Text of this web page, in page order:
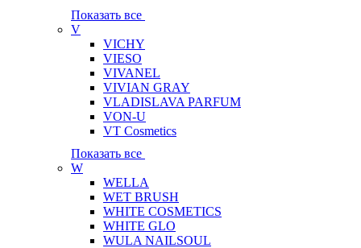
Показать все
V
VICHY
VIESO
VIVANEL
VIVIAN GRAY
VLADISLAVA PARFUM
VON-U
VT Cosmetics
Показать все
W
WELLA
WET BRUSH
WHITE COSMETICS
WHITE GLO
WULA NAILSOUL